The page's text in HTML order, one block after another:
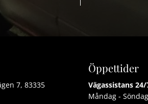
7, 83335
Öppettider
Vägassistans
Måndag -